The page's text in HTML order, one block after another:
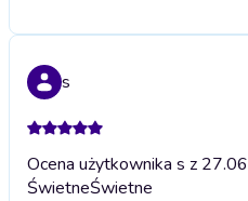
s
Ocena użytkownika s z
ŚwietneŚwietne